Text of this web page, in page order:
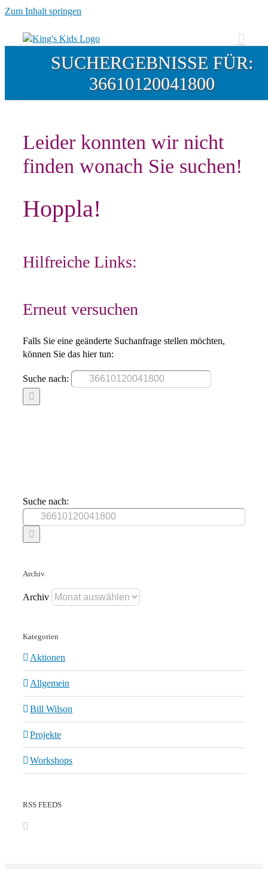
Zum Inhalt springen
SUCHERGEBNISSE FÜR:
36610120041800
Leider konnten wir nicht
finden wonach Sie suchen!
Hoppla!
Hilfreiche Links:
Erneut versuchen
Falls Sie eine geänderte Suchanfrage stellen möchten,
können Sie das hier tun:
Suche nach:
Suche nach:
Archiv
Archiv
Kategorien
Aktionen
Allgemein
Bill Wilson
Projekte
Workshops
RSS FEEDS